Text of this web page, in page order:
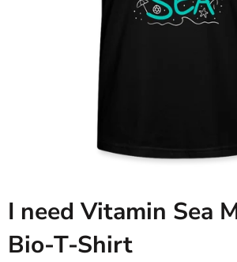
I need Vitamin Sea
Bio-T-Shirt